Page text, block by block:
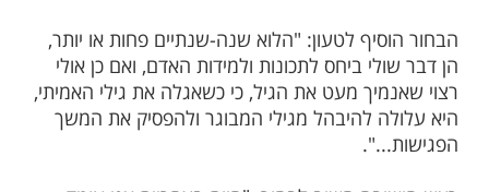
בהגיעו לגיל 37, הוצעה לו הצעת שידוך שעל פניה
נשמעה כמצוינת - נערה כבת 28 הצעירה ממנו ב-9
מידות טובות, צנועה ויראת ה'.